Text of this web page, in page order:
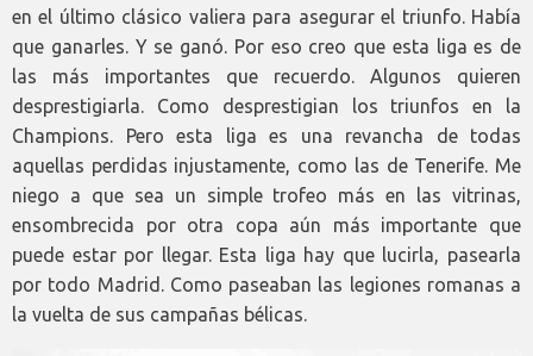
en el último clásico valiera para asegurar el triunfo. Había
que ganarles. Y se ganó. Por eso creo que esta liga es de
las más importantes que recuerdo. Algunos quieren
desprestigiarla. Como desprestigian los triunfos en la
Champions. Pero esta liga es una revancha de todas
aquellas perdidas injustamente, como las de Tenerife. Me
niego a que sea un simple trofeo más en las vitrinas,
ensombrecida por otra copa aún más importante que
puede estar por llegar. Esta liga hay que lucirla, pasearla
por todo Madrid. Como paseaban las legiones romanas a
la vuelta de sus campañas bélicas.